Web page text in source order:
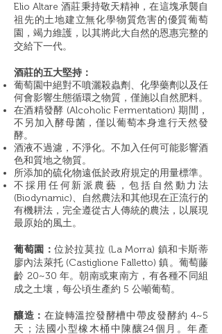
Elio Altare酒莊秉持敬天精神，在這塊承襲自
祖先的土地建立無化學物質危害的優質葡萄
園，竭力維護，以其將此大自然的恩惠完整的
交給下一代。
酒莊的五大堅持：
葡萄園中絕對不噴灑殺蟲劑、化學藥劑以及任
何會影響生態循環之物質，僅施以自然肥料。
在酒精發酵 (Alcoholic Fermentation)期間，
不另加入酵母菌，僅以葡萄本身進行天然發
酵。
酒液不過濾，不淨化。不加入任何可能影響酒
色和質地之物質。
所添加的硫化物遠低於政府規定的用量標準。
不採用任何新派農藝，包括自然動力法
(Biodynamic)、自然農法和其他現在正流行的
有機耕法，完全遵從古人傳統的農法，以展現
最原始的風土。
葡萄園 ：位於拉莫拉 (La Morra) 鎮和卡斯蒂
廖內法萊托 (Castiglione Falletto) 鎮。葡萄藤
齡 20~30 年。朝南或東南方，有各種不同組
成之土壤，每公頃生產約 5 公噸葡萄。
釀造：在旋轉溫控發酵槽中帶皮發酵約 4~5
天；法國小型橡木桶中陳釀24個月。年產